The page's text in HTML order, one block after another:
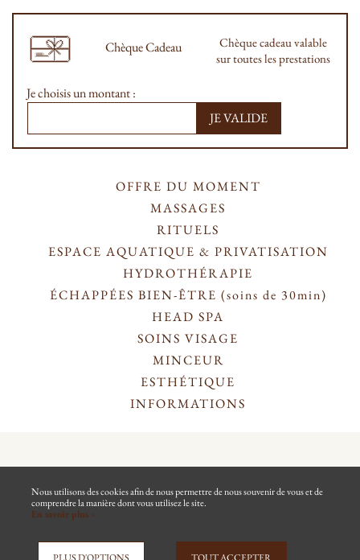
Nous utilisons des cookies afin de nous permettre de nous souvenir de vous et de
comprendre la manière dont vous utilisez le site.
En savoir plus ›
Chèque Cadeau
Chèque cadeau valable
sur toutes les prestations
Je choisis un montant :
JE VALIDE
OFFRE DU MOMENT
MASSAGES
RITUELS
ESPACE AQUATIQUE & PRIVATISATION
HYDROTHÉRAPIE
ÉCHAPPÉES BIEN-ÊTRE (soins de 30min)
HEAD SPA
SOINS VISAGE
MINCEUR
ESTHÉTIQUE
INFORMATIONS
PLAN DU SITE
EN SAVOIR +